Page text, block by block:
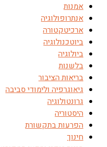
אמנות
אנתרופולוגיה
ארכיטקטורה
ביוטכנולוגיה
ביולוגיה
בלשנות
בריאות הציבור
גיאוגרפיה ולימודי סביבה
גרונטולוגיה
היסטוריה
הפרעות בתקשורת
חינוך